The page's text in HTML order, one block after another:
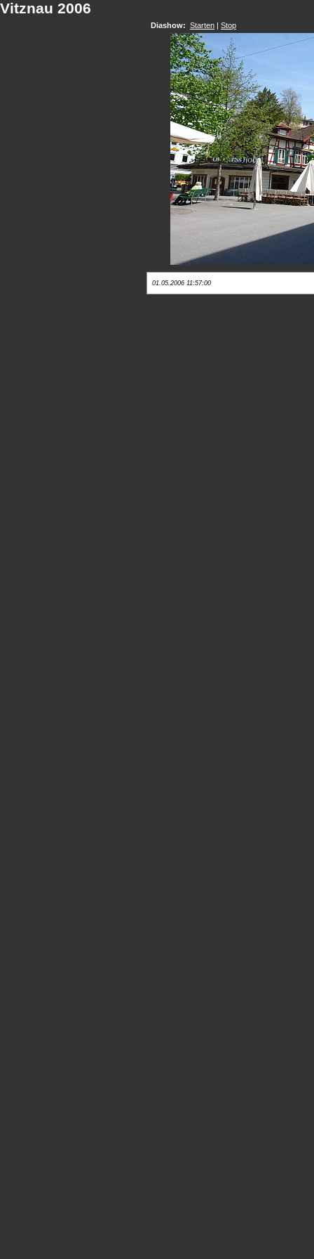
Vitznau 2006
Diashow: Starten | Stop
01.05.2006 11:57:00